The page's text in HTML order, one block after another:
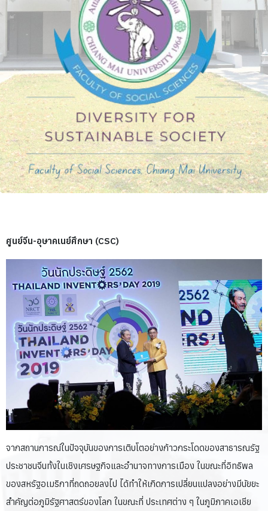
ศูนย์จีน-อุษาคเนย์ศึกษา (CSC)
จากสถานการณ์ในปัจจุบันของการเติบโตอย่างก้าวกระโดดของสาธารณรัฐ
ประชาชนจีนทั้งในเชิงเศรษฐกิจและอำนาจทางการเมือง ในขณะที่อิทธิพล
ของสหรัฐอเมริกาที่ถดถอยลงไป ได้ทำให้เกิดการเปลี่ยนแปลงอย่างมีนัยยะ
สำคัญต่อภูมิรัฐศาสตร์ของโลก ในขณะที่ ประเทศต่าง ๆ ในภูมิภาคเอเชีย